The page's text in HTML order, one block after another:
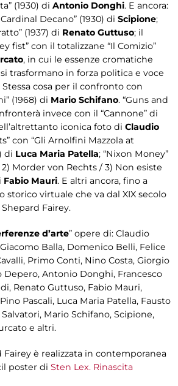
(1930) di Antonio Donghi. E ancora:
Decano” (1930) di Scipione;
(1937) di Renato Guttuso; il
fist” con il totalizzane “Il Comizio”
, in cui le essenze cromatiche
trasformano in forza politica e voce
cosa per il confronto con
(1968) di Mario Schifano. “Guns and
invece con il “Cannone” di
iconica foto di Claudio
con “Gli Arnolfini Mazzola at
di Luca Maria Patella; “Nixon Money”
Morder von Rechts / 3) Non esiste
Fabio Mauri. E altri ancora, fino a
storico virtuale che va dal XIX secolo
Fairey.
d’arte” opere di: Claudio
Balla, Domenico Belli, Felice
Primo Conti, Nino Costa, Giorgio
Antonio Donghi, Francesco
Renato Guttuso, Fabio Mauri,
Pascali, Luca Maria Patella, Fausto
Mario Schifano, Scipione,
e altri.
Fairey è realizzata in contemporanea
poster di Sten Lex. Rinascita